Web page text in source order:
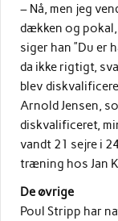
– Nå, men jeg
dækken og pokal,
siger han ”Du er
da ikke rigtigt,
blev
Arnold Jensen,
diskvalificeret,
vandt 21 sejre i
træning hos Jan
De øvrige
Poul Stripp har